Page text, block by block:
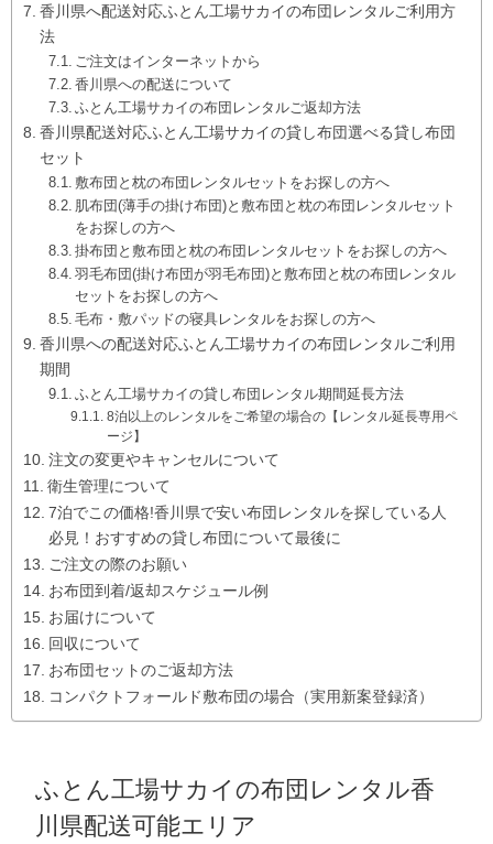
香川県へ配送対応ふとん工場サカイの布団レンタルご利用方
法
ご注文はインターネットから
香川県への配送について
ふとん工場サカイの布団レンタルご返却方法
香川県配送対応ふとん工場サカイの貸し布団選べる貸し布団
セット
敷布団と枕の布団レンタルセットをお探しの方へ
肌布団(薄手の掛け布団)と敷布団と枕の布団レンタルセット
をお探しの方へ
掛布団と敷布団と枕の布団レンタルセットをお探しの方へ
羽毛布団(掛け布団が羽毛布団)と敷布団と枕の布団レンタル
セットをお探しの方へ
毛布・敷パッドの寝具レンタルをお探しの方へ
香川県への配送対応ふとん工場サカイの布団レンタルご利用
期間
ふとん工場サカイの貸し布団レンタル期間延長方法
8泊以上のレンタルをご希望の場合の【レンタル延長専用ペ
ージ】
注文の変更やキャンセルについて
衛生管理について
7泊でこの価格!香川県で安い布団レンタルを探している人
必見！おすすめの貸し布団について最後に
ご注文の際のお願い
お布団到着/返却スケジュール例
お届けについて
回収について
お布団セットのご返却方法
コンパクトフォールド敷布団の場合（実用新案登録済）
ふとん工場サカイの布団レンタル香
川県配送可能エリア